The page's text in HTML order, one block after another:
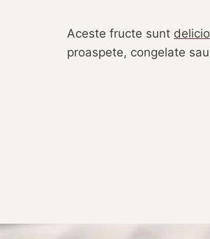
Aceste fructe sunt
proaspete, congelate